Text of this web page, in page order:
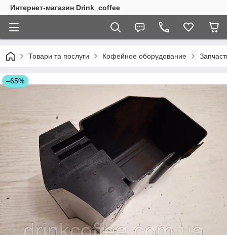
Интернет-магазин Drink_coffee
Товари та послуги Кофейное оборудование
–65%